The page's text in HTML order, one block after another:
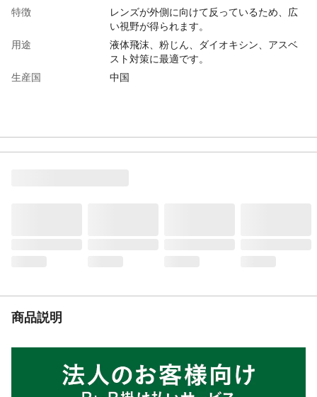
特徴
レンズが外側に向けて反っているため、広
い視野が得られます。
用途
液体飛沫、粉じん、ダイオキシン、アスベ
スト対策に最適です。
生産国
中国
商品説明